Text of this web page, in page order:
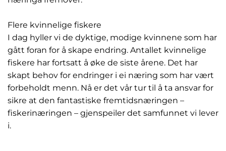
Flere kvinnelige fiskere
I dag hyller vi de dyktige, modige kvinnene som har
gått foran for å skape endring. Antallet kvinnelige
fiskere har fortsatt å øke de siste årene. Det har
skapt behov for endringer i ei næring som har vært
forbeholdt menn. Nå er det vår tur til å ta ansvar for
sikre at den fantastiske fremtidsnæringen –
fiskerinæringen – gjenspeiler det samfunnet vi lever
i.